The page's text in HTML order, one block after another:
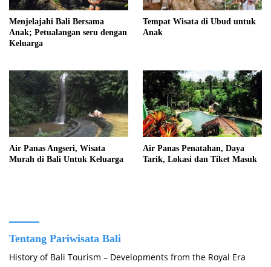
Menjelajahi Bali Bersama
Anak; Petualangan seru dengan
Keluarga
Tempat Wisata di Ubud untuk
Anak
Air Panas Angseri, Wisata
Murah di Bali Untuk Keluarga
Air Panas Penatahan, Daya
Tarik, Lokasi dan Tiket Masuk
Tentang Pariwisata Bali
History of Bali Tourism – Developments from the Royal Era